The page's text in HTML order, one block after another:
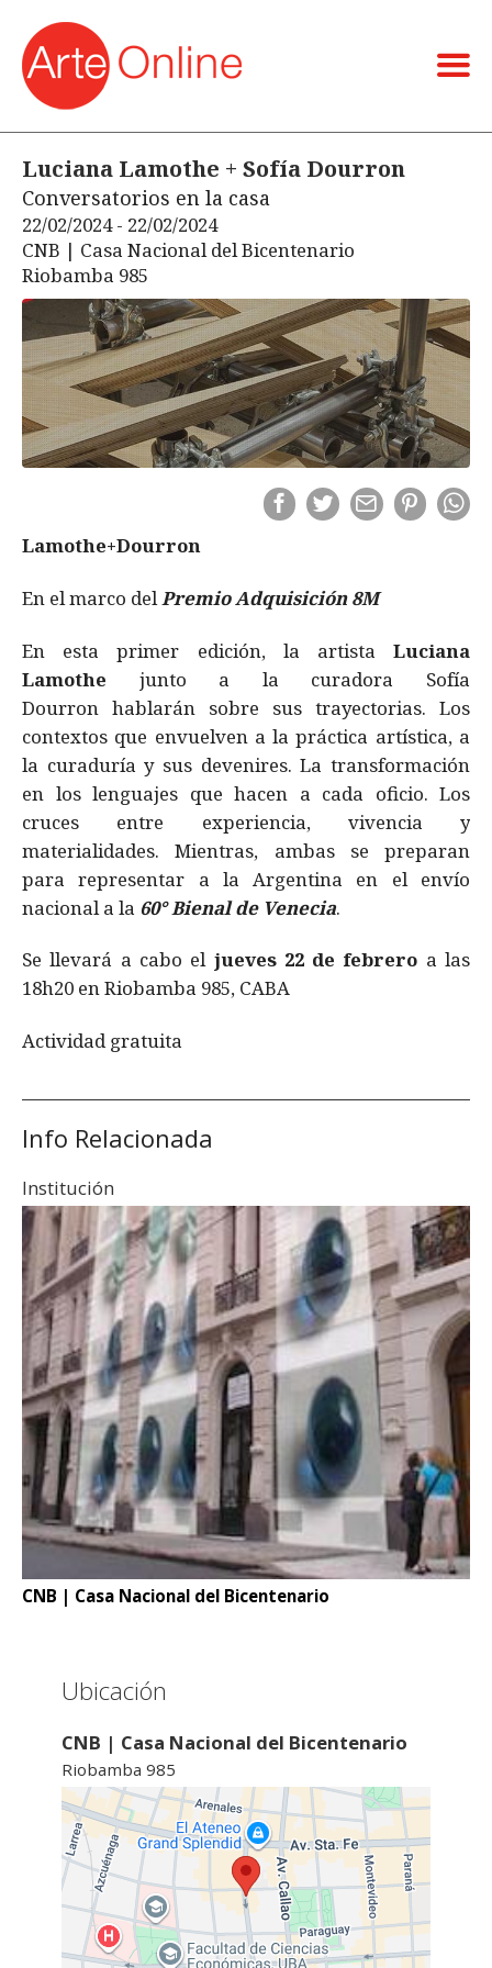
Luciana Lamothe + Sofía Dourron
Conversatorios en la casa
22/02/2024 - 22/02/2024
CNB | Casa Nacional del Bicentenario
Riobamba 985
Lamothe+Dourron
En el marco delPremio Adquisición 8M
En esta primer edición, la artista Luciana
Lamothe junto a la curadora Sofía
Dourron hablarán sobre sus trayectorias. Los
contextos que envuelven a la práctica artística, a
la curaduría y sus devenires. La transformación
en los lenguajes que hacen a cada oficio. Los
cruces entre experiencia, vivencia y
materialidades. Mientras, ambas se preparan
para representar a la Argentina en el envío
nacional a la 60° Bienal de Venecia.
Se llevará a cabo el jueves 22 de febrero a las
18h20 en Riobamba 985, CABA
Actividad gratuita
Info Relacionada
Institución
CNB | Casa Nacional del Bicentenario
Ubicación
CNB | Casa Nacional del Bicentenario
Riobamba 985